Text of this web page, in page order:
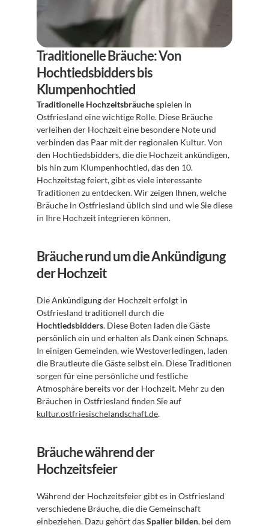
Traditionelle Bräuche: Von
Hochtiedsbidders bis
Klumpenhochtied
Traditionelle Hochzeitsbräuche spielen in
Ostfriesland eine wichtige Rolle. Diese Bräuche
verleihen der Hochzeit eine besondere Note und
verbinden das Paar mit der regionalen Kultur. Von
den Hochtiedsbidders, die die Hochzeit ankündigen,
bis hin zum Klumpenhochtied, das den 10.
Hochzeitstag feiert, gibt es viele interessante
Traditionen zu entdecken. Wir zeigen Ihnen, welche
Bräuche in Ostfriesland üblich sind und wie Sie diese
in Ihre Hochzeit integrieren können.
Bräuche rund um die Ankündigung
der Hochzeit
Die Ankündigung der Hochzeit erfolgt in
Hochtiedsbidders. Diese Boten laden die Gäste
persönlich ein und erhalten als Dank einen Schnaps.
In einigen Gemeinden, wie Westoverledingen, laden
die Brautleute die Gäste selbst ein. Diese Traditionen
sorgen für eine persönliche und festliche
Atmosphäre bereits vor der Hochzeit. Mehr zu den
kultur.ostfriesischelandschaft.de.
Bräuche während der
Hochzeitsfeier
Während der Hochzeitsfeier gibt es in Ostfriesland
verschiedene Bräuche, die die Gemeinschaft
einbeziehen. Dazu gehört das Spalier bilden, bei dem